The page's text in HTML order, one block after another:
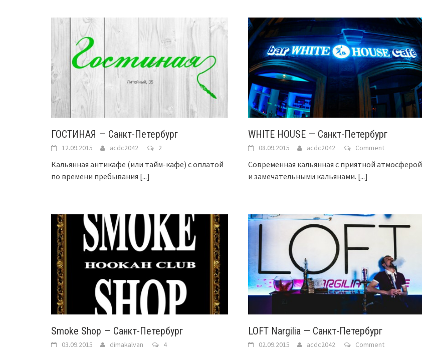
ГОСТИНАЯ — Санкт-Петербург
12.09.2015 acdc2042 2
Кальянная антикафе (или тайм-кафе) с оплатой
по времени пребывания [...]
WHITE HOUSE — Санкт-Петербург
08.09.2015 acdc2042 Comment
Современная кальянная с приятной атмосферой
и замечательными кальянами. [...]
Smoke Shop — Санкт-Петербург
03.09.2015 dimakalyan 4
LOFT Nargilia — Санкт-Петербург
02.09.2015 acdc2042 Comment